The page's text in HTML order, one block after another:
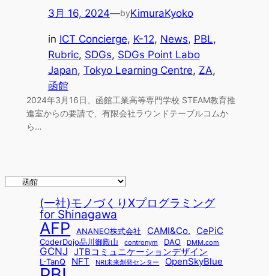
3月 16, 2024—byKimuraKyoko
in ICT Concierge, K-12, News, PBL
Rubric, SDGs, SDGs Point Labo
Japan, Tokyo Learning Centre, ZA
函館
2024年3月16日、函館工業高等専門学校 STEAM教育推
進室からの要請で、有限会社ラウンドテーブルコムか
ら…
(一社)モノづくりXプログラミング
for Shinagawa
AFP ANANEO株式会社 CAMI&Co. CePiC
CoderDojo品川御殿山 contronym DAO DMM.com
GCNJ JTBコミュニケーションデザイン
L-TanQ NFT NRI未来創発センター OpenSkyBlue